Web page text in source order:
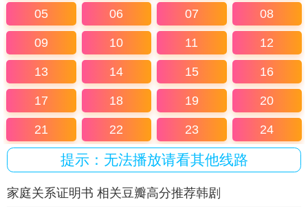
05 06 07 08
09 10 11 12
13 14 15 16
17 18 19 20
21 22 23 24
提示：无法播放请看其他线路
家庭关系证明书 相关豆瓣高分推荐韩剧